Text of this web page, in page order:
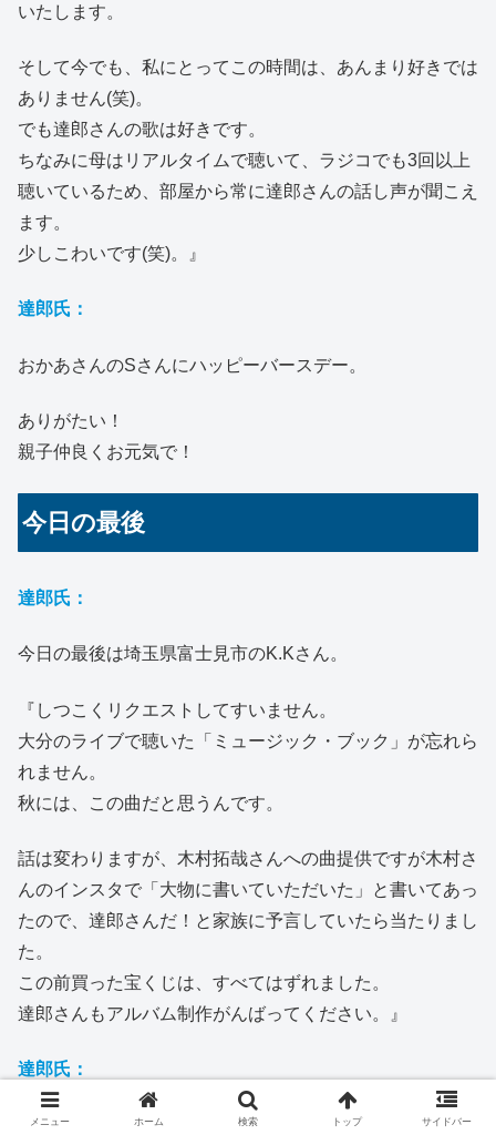
いたします。
そして今でも、私にとってこの時間は、あんまり好きでは
ありません(笑)。
でも達郎さんの歌は好きです。
ちなみに母はリアルタイムで聴いて、ラジコでも3回以上
聴いているため、部屋から常に達郎さんの話し声が聞こえ
ます。
少しこわいです(笑)。』
達郎氏：
おかあさんのSさんにハッピーバースデー。
ありがたい！
親子仲良くお元気で！
今日の最後
達郎氏：
今日の最後は埼玉県富士見市のK.Kさん。
『しつこくリクエストしてすいません。
大分のライブで聴いた「ミュージック・ブック」が忘れら
れません。
秋には、この曲だと思うんです。
話は変わりますが、木村拓哉さんへの曲提供ですが木村さ
んのインスタで「大物に書いていただいた」と書いてあっ
たので、達郎さんだ！と家族に予言していたら当たりまし
た。
この前買った宝くじは、すべてはずれました。
達郎さんもアルバム制作がんばってください。』
達郎氏：
「ミュージック・ブック」
メニュー ホーム 検索 トップ サイドバー